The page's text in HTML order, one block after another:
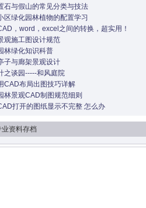
石与假山的常见分类与技法
区绿化园林植物的配置学习
，word，excel之间的转换，超实用！
观施工图设计规范
林绿化知识科普
子与廊架景观设计
之谈园-----和风庭院
CAD布局出图技巧详解
林景观CAD制图规范细则
打开的图纸显示不完整 怎么办
业资料存档